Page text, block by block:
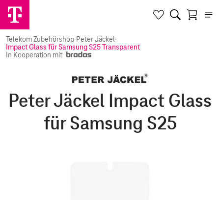
Telekom Zubehörshop·Peter Jäckel·
Impact Glass für Samsung S25 Transparent
In Kooperation mit
Peter Jäckel Impact Glass
für Samsung S25